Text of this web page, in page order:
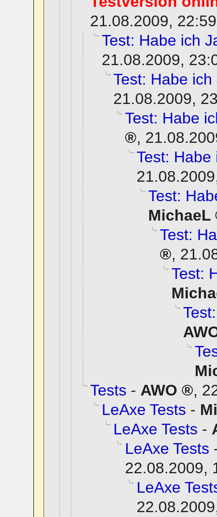
21.08.2009, 22:59
Test: Habe ich
21.08.2009,
Test: Habe
21.08.2009,
Test: Habe
,
Test:
Test:
MichaeL
Test:
,
Test:
Tests - AWO ,
LeAxe Tests -
LeAxe Tests -
LeAxe Tests
22.08.2009,
LeAxe